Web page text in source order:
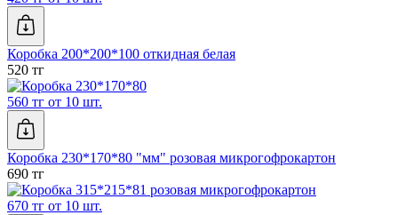
Коробка 200*200*100 откидная белая
520 тг
560 тг от 10 шт.
Коробка 230*170*80 "мм" розовая микрогофрокартон
690 тг
670 тг от 10 шт.